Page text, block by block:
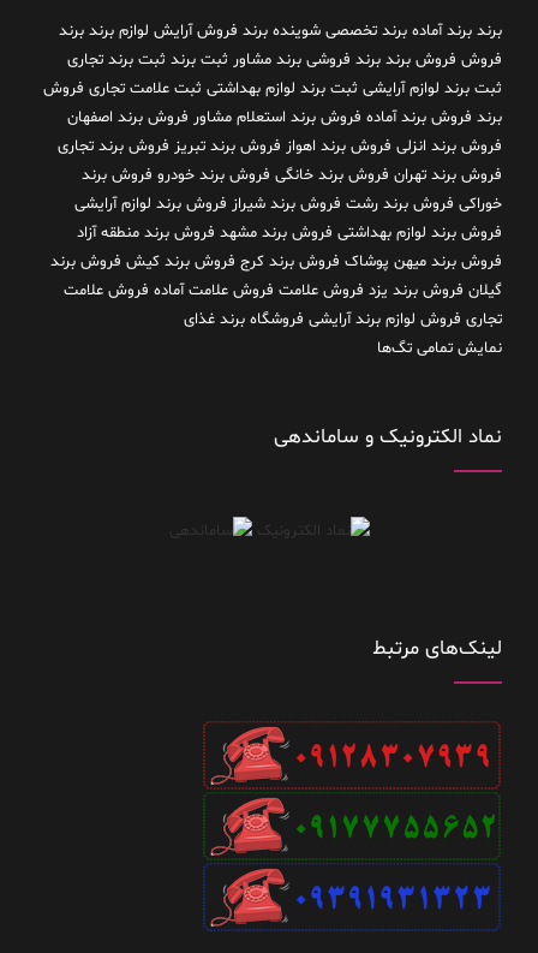
برند برند آماده برند تخصصی شوینده برند فروش آرایش لوازم برند برند
فروش فروش برند برند فروشی برند مشاور ثبت برند ثبت برند تجاری
ثبت برند لوازم آرایشی ثبت برند لوازم بهداشتی ثبت علامت تجاری فروش
برند فروش برند آماده فروش برند استعلام مشاور فروش برند اصفهان
فروش برند انزلی فروش برند اهواز فروش برند تبریز فروش برند تجاری
فروش برند تهران فروش برند خانگی فروش برند خودرو فروش برند
خوراکی فروش برند رشت فروش برند شیراز فروش برند لوازم آرایشی
فروش برند لوازم بهداشتی فروش برند مشهد فروش برند منطقه آزاد
فروش برند میهن پوشاک فروش برند کرج فروش برند کیش فروش برند
گیلان فروش برند یزد فروش علامت فروش علامت آماده فروش علامت
تجاری فروش لوازم برند آرایشی فروشگاه برند غذای
نمایش تمامی تگ‌ها
نماد الکترونیک و ساماندهی
لینک‌های مرتبط